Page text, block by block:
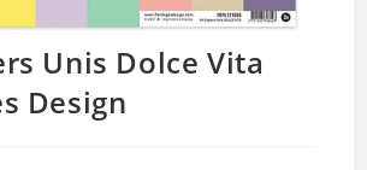
Unis Dolce Vita
Design